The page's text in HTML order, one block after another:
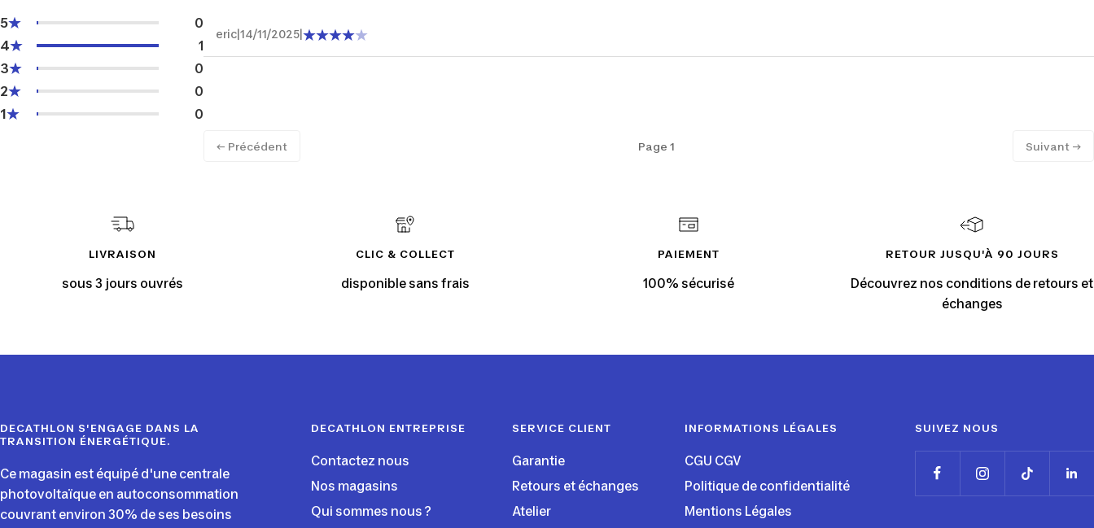
5 0
4 1
3 0
2 0
1 0
eric 14/11/2025
← Précédent Page 1 Suivant →
LIVRAISON
sous 3 jours ouvrés
CLIC & COLLECT
disponible sans frais
PAIEMENT
100% sécurisé
RETOUR JUSQU'À 90 JOURS
Découvrez nos conditions de retours et
échanges
DECATHLON S'ENGAGE DANS LA
TRANSITION ÉNERGÉTIQUE.
Ce magasin est équipé d'une centrale
photovoltaïque en autoconsommation
couvrant environ 30% de ses besoins
DECATHLON ENTREPRISE
Contactez nous
Nos magasins
Qui sommes nous ?
SERVICE CLIENT
Garantie
Retours et échanges
Atelier
INFORMATIONS LÉGALES
CGU CGV
Politique de confidentialité
Mentions Légales
SUIVEZ NOUS